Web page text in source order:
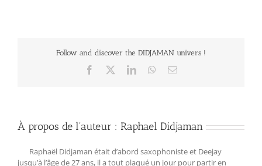
Follow and discover the DIDJAMAN univers !
Facebook LinkedInWhatsApp
Email
À propos de l'auteur : Raphael Didjaman
Raphaël Didjaman était d’abord saxophoniste et Deejay
jusqu’à l’âge de 27 ans, il a tout plaqué un jour pour partir en